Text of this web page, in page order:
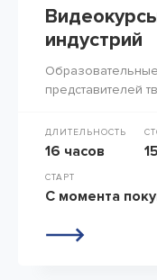
индустрий
представителей
ДЛИТЕЛЬНОСТЬ
16 часов
СТАРТ
С момента